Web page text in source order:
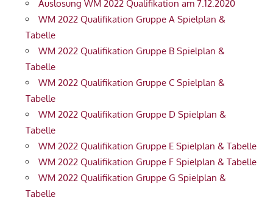
Auslosung WM 2022 Qualifikation am 7.12.2020
WM 2022 Qualifikation Gruppe A Spielplan &
Tabelle
WM 2022 Qualifikation Gruppe B Spielplan &
Tabelle
WM 2022 Qualifikation Gruppe C Spielplan &
Tabelle
WM 2022 Qualifikation Gruppe D Spielplan &
Tabelle
WM 2022 Qualifikation Gruppe E Spielplan & Tabelle
WM 2022 Qualifikation Gruppe F Spielplan & Tabelle
WM 2022 Qualifikation Gruppe G Spielplan &
Tabelle